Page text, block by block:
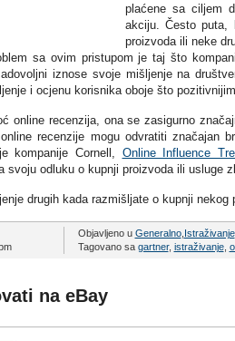
plaćene sa ciljem
akciju. Često puta,
proizvoda ili neke
sa ovim pristupom je taj što
iznose svoje mišljenje na
i ocjenu korisnika oboje što
online recenzija, ona se zasigurno
recenzije mogu odvratiti značajan
kompanije Cornell, Online Influence
svoju odluku o kupnji proizvoda ili usluge
drugih kada razmišljate o kupnji
Objavljeno u Generalno, Istraživanje
Tagovano sa gartner, istraživanje,
na eBay